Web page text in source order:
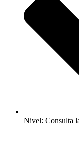
Nivel: Consulta